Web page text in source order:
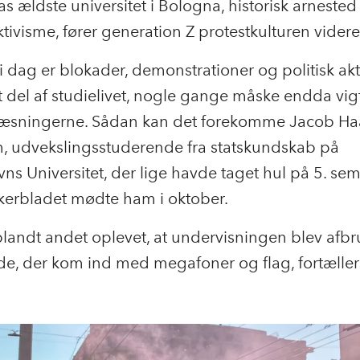
ældste universitet i Bologna, historisk
fører generation Z protestkulturen
dag er blokader, demonstrationer og politisk
del af studielivet, nogle gange måske endda
Sådan kan det forekomme Jacob
udvekslingsstuderende fra statskundskab på
Universitet, der lige havde taget hul på 5.
mødte ham i oktober.
andet oplevet, at undervisningen blev
der kom ind med megafoner og flag,